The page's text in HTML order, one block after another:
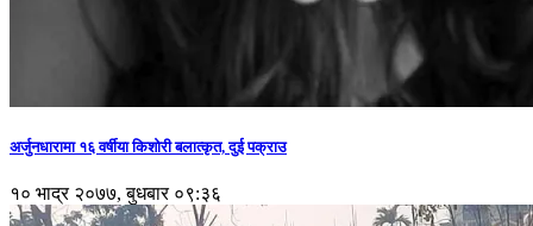
अर्जुनधारामा १६ वर्षीया किशोरी बलात्कृत, दुई पक्राउ
१० भाद्र २०७७, बुधबार ०९:३६